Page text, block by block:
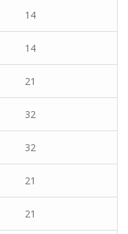
14
14
21
32
32
21
21